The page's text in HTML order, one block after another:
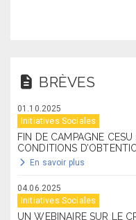
BRÈVES
01.10.2025
Initiatives Sociales
FIN DE CAMPAGNE
CONDITIONS
En savoir plus
04.06.2025
Initiatives Sociales
UN WEBINAIRE SUR LE